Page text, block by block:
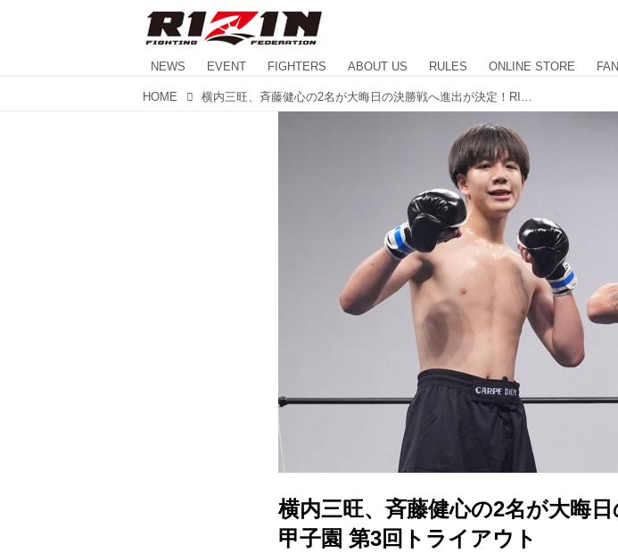
NEWS EVENT FIGHTERS ABOUT US RULES ONLINE STORE
HOME
横内三旺、⻫藤健心の2名が大晦
甲子園 第3回トライアウト